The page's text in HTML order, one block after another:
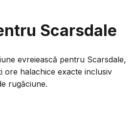
Scarsdale
evreiească pentru Scarsdale,
ore halachice exacte inclusiv
rugăciune.